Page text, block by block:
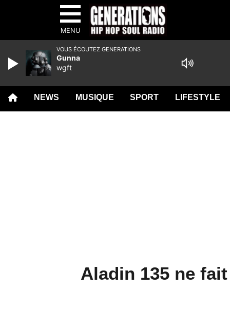
MENU
NEWS MUSIQUE SPORT LIFESTYLE
Aladin 135 ne
VOUS ÉCOUTEZ GENERATIONS
Gunna
wgft